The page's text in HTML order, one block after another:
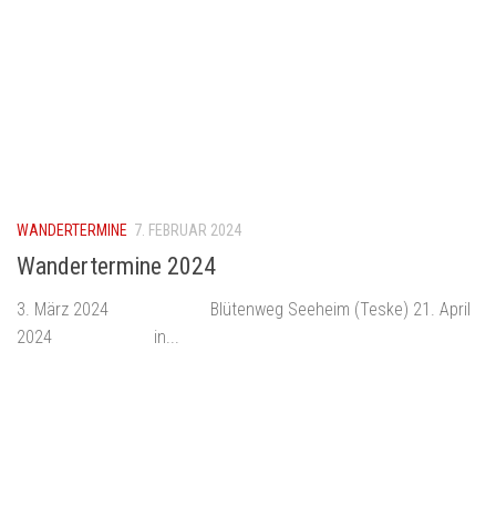
WANDERTERMINE 7. FEBRUAR 2024
Wandertermine 2024
3. März 2024 Blütenweg Seeheim (Teske) 21. April
2024 in...